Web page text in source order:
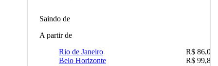
Saindo de
A partir de
Rio de Janeiro
R$ 86,00
Belo Horizonte
R$ 99,89